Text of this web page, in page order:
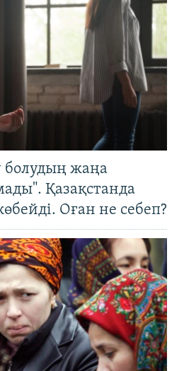
болудың жаңа
Қазақстанда
Оған не себеп?